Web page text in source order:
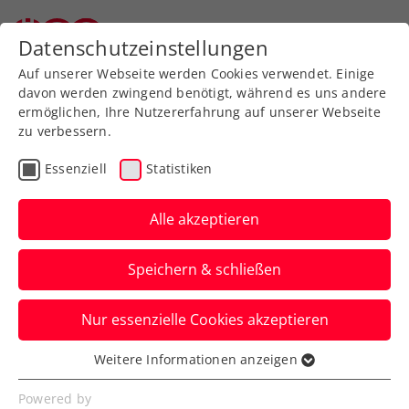
Zurück zur Newsübersicht
ÖTV Events
Das ÖTV-Damenprojekt
nimmt Fahrt auf
Barbara Schwartz leitete den ersten
regionalen Lehrgang in der Südstadt,
Petra Russegger rief zu einem
ambitionierten Trainingswochenende in
Verfasst von: Harald Schume, 15.04.2019
Datenschutzeinstellungen
Auf unserer Webseite werden Cookies verwendet. Einige
davon werden zwingend benötigt, während es uns andere
ermöglichen, Ihre Nutzererfahrung auf unserer Webseite
zu verbessern.
Essenziell Statistiken
Alle akzeptieren
Speichern & schließen
Nur essenzielle Cookies akzeptieren
Essenziell
Essenzielle Cookies werden für grundlegende
Weitere Informationen anzeigen
Powered by